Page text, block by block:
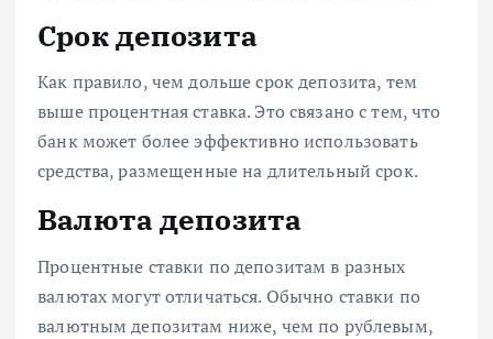
Срок депозита
Как правило, чем дольше срок депозита, тем
выше процентная ставка. Это связано с тем, что
банк может более эффективно использовать
средства, размещенные на длительный срок.
Валюта депозита
Процентные ставки по депозитам в разных
валютах могут отличаться. Обычно ставки по
валютным депозитам ниже, чем по рублевым,